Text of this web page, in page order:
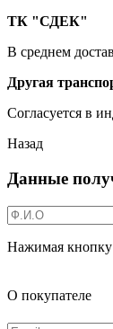
ТК "СДЕК"
В среднем
Другая
Согласуется в
Назад
Данные
Нажимая кнопку
О покупателе